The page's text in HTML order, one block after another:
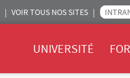
VOIR TOUS NOS SITES
UNIVERSITÉ